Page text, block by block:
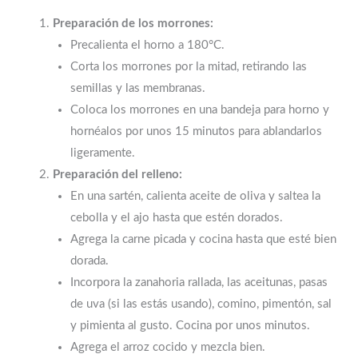
Preparación de los morrones:
Precalienta el horno a 180°C.
Corta los morrones por la mitad, retirando las
semillas y las membranas.
Coloca los morrones en una bandeja para horno y
hornéalos por unos 15 minutos para ablandarlos
ligeramente.
Preparación del relleno:
En una sartén, calienta aceite de oliva y saltea la
cebolla y el ajo hasta que estén dorados.
Agrega la carne picada y cocina hasta que esté bien
dorada.
Incorpora la zanahoria rallada, las aceitunas, pasas
de uva (si las estás usando), comino, pimentón, sal
y pimienta al gusto. Cocina por unos minutos.
Agrega el arroz cocido y mezcla bien.